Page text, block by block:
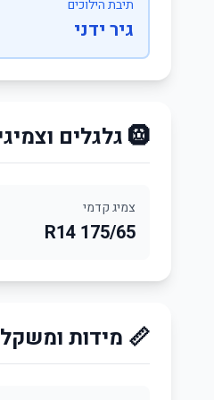
תיבת הילוכים
גיר ידני
🛞 גלגלים וצמיגים
צמיג קדמי
175/65 R14
📏 מידות ומשקל